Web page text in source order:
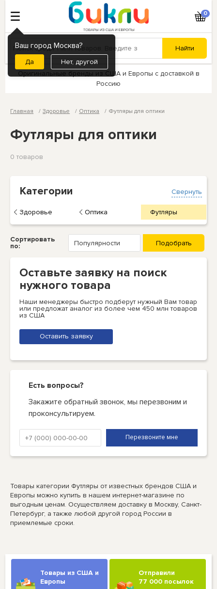
Ваш город Москва?
Нет, другой
0
Оригинальные бренды из США и Европы с доставкой в
Россию
Главная Здоровье Оптика Футляры для оптики
Футляры для оптики
0 товаров
Свернуть
Категории
Здоровье Оптика Футляры
Сортировать
по:
Оставьте заявку на поиск
нужного товара
Наши менеджеры быстро подберут нужный Вам товар
или предложат аналог из более чем 450 млн товаров
из США
Оставить заявку
Есть вопросы?
Закажите обратный звонок, мы перезвоним и
проконсультируем.
Товары категории Футляры от известных брендов США и
Европы можно купить в нашем интернет-магазине по
выгодным ценам. Осуществляем доставку в Москву, Санкт-
Петербург, а также любой другой город России в
приемлемые сроки.
Товары из США и
Европы
Отправили
77 000 посылок